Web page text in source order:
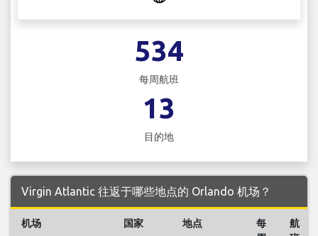
534
每周航班
13
目的地
Virgin Atlantic 往返于哪些地点的 Orlando 机场？
机场 国家 地点
每
航